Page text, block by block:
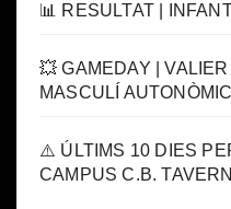
📊 RESULTAT |
💥 GAMEDAY |
MASCULÍ
⚠️ ÚLTIMS 10 DIES
CAMPUS C.B.